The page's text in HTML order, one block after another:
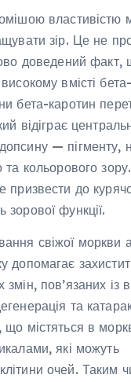
властивістю
зір. Це не
доведений факт,
вмісті
бета-каротин
відіграє
— пігменту,
та кольорового
призвести до
функції.
свіжої моркви
допомагає
пов’язаних із
та
що містяться в
які можуть
очей. Таким